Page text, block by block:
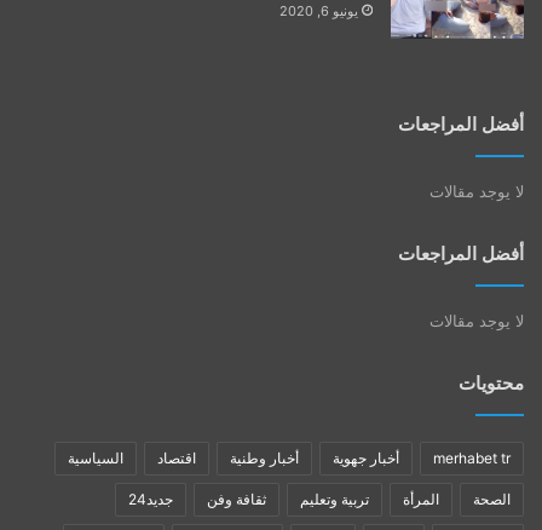
يونيو 6, 2020
أفضل المراجعات
لا يوجد مقالات
أفضل المراجعات
لا يوجد مقالات
محتويات
merhabet tr أخبار جهوية أخبار وطنية اقتصاد السياسية
الصحة المرأة تربية وتعليم ثقافة وفن جديد24